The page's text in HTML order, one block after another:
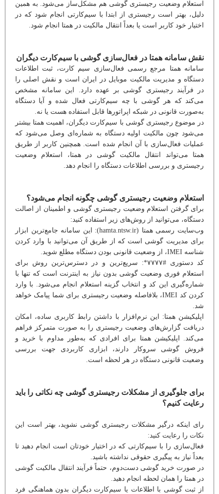
استعلام وضعیت رجیستری گوشی هم مشکل‌ساز می‌شود. به همین
دلیل، بهتر است رجیستری از ابتدا با سیم‌کارتی انجام شود که در
اختیار خود کاربر است یا بعداً انتقال مالکیت در همتا انجام شود.
نقش سامانه همتا در فعال‌سازی گوشی با سیم‌کارت دیگران
سامانه همتا مرجع رسمی فعال‌سازی سیم کارت، ثبت اطلاعات
دستگاه و مدیریت مالکیت موبایل در ایران است و نقش اصلی را
در فرآیند رجیستری گوشی بر عهده دارد. این سامانه مشخص
می‌کند که هر گوشی با چه سیم‌کارتی فعال شده و آیا دستگاه
به‌صورت قانونی در شبکه اپراتورها قابل استفاده هست یا نه.
در موضوع رجیستری گوشی با سیم‌کارت دیگران، اهمیت همتا بیشتر
می‌شود چون مالکیت اولیه دستگاه به شماره‌ای وصل می‌شود که
عملیات فعال‌سازی با آن انجام شده است. همچنین کاربر از طریق
همتا می‌تواند انتقال مالکیت گوشی در همتا، استعلام وضعیت
رجیستری و بررسی اطلاعات دستگاه را انجام دهد.
استعلام وضعیت رجیستری گوشی چگونه انجام می‌شود؟
برای گرفتن استعلام وضعیت رجیستری گوشی و اطمینان از اصالت
دستگاه، می‌توانید از روش‌های زیر استفاده کنید:
وب‌سایت رسمی همتا (hamta.ntsw.ir): این سامانه جامع‌ترین ابزار
برای مدیریت گوشی است که از طریق آن می‌توانید با وارد کردن
شناسه IMEI، از وضعیت قانونی بودن دستگاه مطلع شوید.
کد دستوری #۷۷۷۷*: سریع‌ترین و در دسترس‌ترین روش برای
استعلام فوری وضعیت گوشی بدون نیاز به اینترنت است که تنها با
شماره‌گیری این کد و انتخاب گزینه استعلام انجام می‌شود. با وارد
کردن کد IMEI، بلافاصله وضعیت رجیستری برای شما پیامک خواهد
شد.
اپلیکیشن همتا: این نرم‌افزار با داشتن رابط کاربری ساده، امکان
دریافت گزارش‌های وضعیت رجیستری را به صورت متمرکز فراهم
می‌کند. اپلیکیشن همتا برای افرادی که به‌طور مداوم با خرید و
فروش گوشی سروکار دارند، ابزاری کاربردی جهت بررسی
وضعیت قانونی دستگاه در هر لحظه است.
برای جلوگیری از مشکلات رجیستری گوشی چه نکاتی را باید
رعایت کنیم؟
رای اینکه درگیر مشکلات رجیستری گوشی نشوید، بهتر است این
نکات را رعایت کنید:
فعال‌سازی را با سیم‌کارتی که در اختیار خودتان است انجام دهید تا
بعداً نیاز به پیگیری حقوقی نداشته باشید.
در صورت خرید گوشی دست‌دوم، حتماً فرآیند انتقال مالکیت گوشی
در همتا را همان لحظه انجام دهید.
از ثبت گوشی با اطلاعات یا سیم‌کارت دیگران بدون هماهنگی فرد